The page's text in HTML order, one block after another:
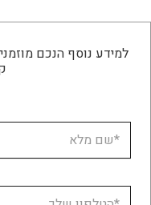
למידע נוסף הנכם